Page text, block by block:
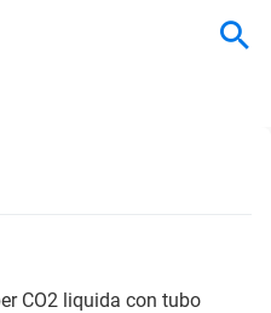
CO2 liquida con tubo